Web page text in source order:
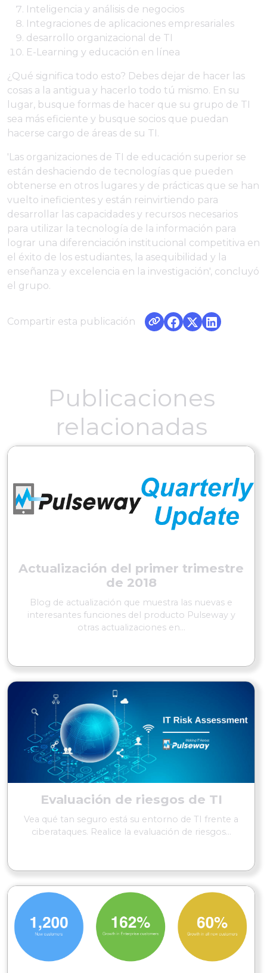
Inteligencia y análisis de negocios
Integraciones de aplicaciones empresariales
desarrollo organizacional de TI
E-Learning y educación en línea
¿Qué significa todo esto? Debes dejar de hacer las
cosas a la antigua y hacerlo todo tú mismo. En su
lugar, busque formas de hacer que su grupo de TI
sea más eficiente y busque socios que puedan
hacerse cargo de áreas de su TI.
'Las organizaciones de TI de educación superior se
están deshaciendo de tecnologías que pueden
obtenerse en otros lugares y de prácticas que se han
vuelto ineficientes y están reinvirtiendo para
desarrollar las capacidades y recursos necesarios
para utilizar la tecnología de la información para
lograr una diferenciación institucional competitiva en
el éxito de los estudiantes, la asequibilidad y la
enseñanza y excelencia en la investigación', concluyó
el grupo.
Compartir esta publicación
Publicaciones
relacionadas
Actualización del primer trimestre
de 2018
Blog de actualización que muestra las nuevas e
interesantes funciones del producto Pulseway y
otras actualizaciones en...
Evaluación de riesgos de TI
Vea qué tan seguro está su entorno de TI frente a
ciberataques. Realice la evaluación de riesgos...